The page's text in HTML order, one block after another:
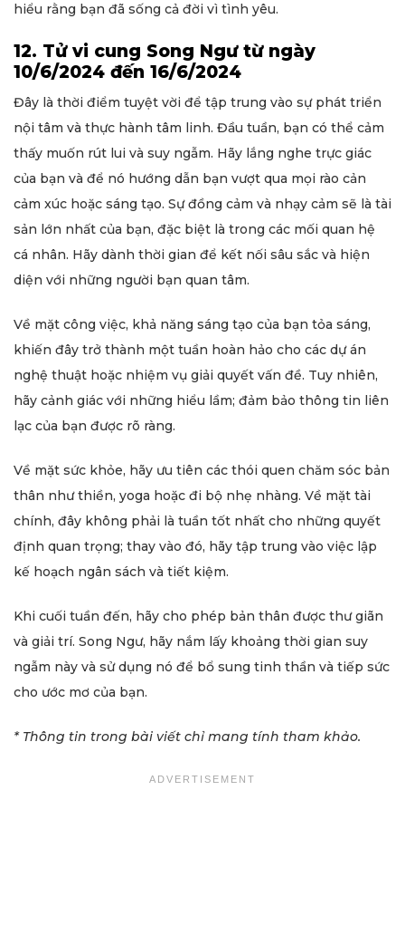
hiểu rằng bạn đã sống cả đời vì tình yêu.
12. Tử vi cung Song Ngư từ ngày
10/6/2024 đến 16/6/2024
Đây là thời điểm tuyệt vời để tập trung vào sự phát triển
nội tâm và thực hành tâm linh. Đầu tuần, bạn có thể cảm
thấy muốn rút lui và suy ngẫm. Hãy lắng nghe trực giác
của bạn và để nó hướng dẫn bạn vượt qua mọi rào cản
cảm xúc hoặc sáng tạo. Sự đồng cảm và nhạy cảm sẽ là tài
sản lớn nhất của bạn, đặc biệt là trong các mối quan hệ
cá nhân. Hãy dành thời gian để kết nối sâu sắc và hiện
diện với những người bạn quan tâm.
Về mặt công việc, khả năng sáng tạo của bạn tỏa sáng,
khiến đây trở thành một tuần hoàn hảo cho các dự án
nghệ thuật hoặc nhiệm vụ giải quyết vấn đề. Tuy nhiên,
hãy cảnh giác với những hiểu lầm; đảm bảo thông tin liên
lạc của bạn được rõ ràng.
Về mặt sức khỏe, hãy ưu tiên các thói quen chăm sóc bản
thân như thiền, yoga hoặc đi bộ nhẹ nhàng. Về mặt tài
chính, đây không phải là tuần tốt nhất cho những quyết
định quan trọng; thay vào đó, hãy tập trung vào việc lập
kế hoạch ngân sách và tiết kiệm.
Khi cuối tuần đến, hãy cho phép bản thân được thư giãn
và giải trí. Song Ngư, hãy nắm lấy khoảng thời gian suy
ngẫm này và sử dụng nó để bổ sung tinh thần và tiếp sức
cho ước mơ của bạn.
* Thông tin trong bài viết chỉ mang tính tham khảo.